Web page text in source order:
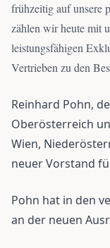
frühzeitig auf unsere
zählen wir heute mit
leistungsfähigen
Vertrieben zu den
Reinhard Pohn,
Oberösterreich
Wien,
neuer Vorstand
Pohn hat in den
an der neuen